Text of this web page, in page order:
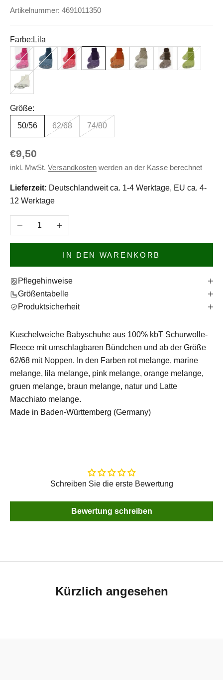
Artikelnummer: 4691011350
Farbe: Lila
Pink
Marineblau
Rot Lila Orange Latte Macchiato
Braun Grün
Natur
Größe:
50/56 62/68 74/80
Angebot
€9,50
inkl. MwSt. Versandkosten werden an der Kasse berechnet
Lieferzeit: Deutschlandweit ca. 1-4 Werktage, EU ca. 4-
12 Werktage
Anzahl verringernAnzahl erhöhen
IN DEN WARENKORB
Pflegehinweise
Größentabelle
Produktsicherheit
Kuschelweiche Babyschuhe aus 100% kbT Schurwolle-
Fleece mit umschlagbaren Bündchen und ab der Größe
62/68 mit Noppen. In den Farben rot melange, marine
melange, lila melange, pink melange, orange melange,
gruen melange, braun melange, natur und Latte
Macchiato melange.
Made in Baden-Württemberg (Germany)
Schreiben Sie die erste Bewertung
Bewertung schreiben
Kürzlich angesehen